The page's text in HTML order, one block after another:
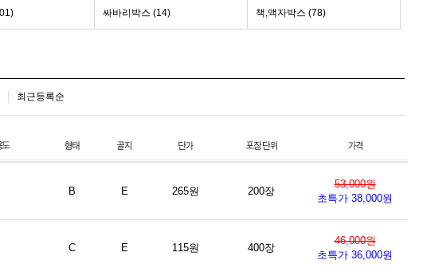
싸바리박스 (14) 책,액자박스 (78)
최근등록순
B E 265원 200장
53,000원
초특가 38,000원
C E 115원 400장
46,000원
초특가 36,000원